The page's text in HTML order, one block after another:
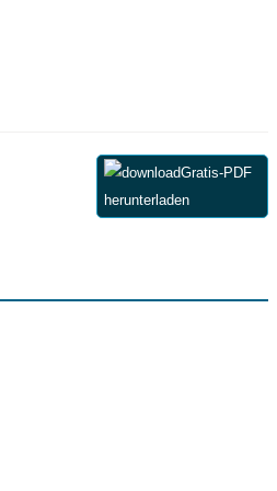
Gratis-PDF
herunterladen